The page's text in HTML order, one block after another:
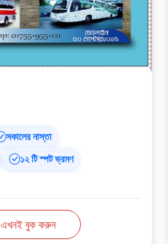
সকালের নাস্তা
১২ টি স্পট ভ্রমণ
এখনই বুক করুন